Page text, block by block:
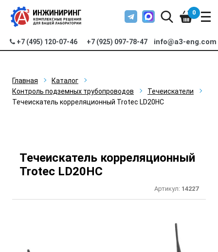
+7 (495) 120-07-46 +7 (925) 097-78-47 info@a3-eng.com
0
Главная
Каталог
Контроль подземных трубопроводов
Течеискатели
Течеискатель корреляционный Trotec LD20HC
Течеискатель корреляционный
Trotec LD20HC
Артикул: 14227